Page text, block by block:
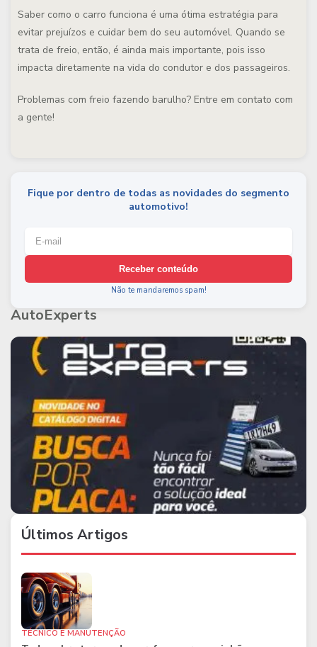
Saber como o carro funciona é uma ótima estratégia para
evitar prejuízos e cuidar bem do seu automóvel. Quando se
trata de freio, então, é ainda mais importante, pois isso
impacta diretamente na vida do condutor e dos passageiros.
Problemas com freio fazendo barulho? Entre em contato com
a gente!
Fique por dentro de todas as novidades do segmento
automotivo!
Receber conteúdo
Não te mandaremos spam!
AutoExperts
Últimos Artigos
TÉCNICO E MANUTENÇÃO